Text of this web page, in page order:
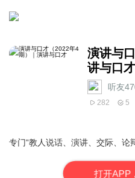
演讲与
讲与口才
听友
282 5
专门“教人说话、演讲、交际、论
打开APP